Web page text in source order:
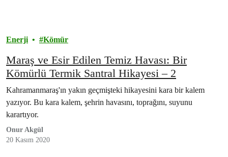
Enerji Kömür
Maraş ve Esir Edilen Temiz Havası: Bir
Kömürlü Termik Santral Hikayesi – 2
Kahramanmaraş'ın yakın geçmişteki hikayesini kara bir kalem
yazıyor. Bu kara kalem, şehrin havasını, toprağını, suyunu
karartıyor.
Onur Akgül
20 Kasım 2020